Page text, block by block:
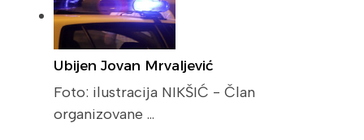
Ubijen Jovan Mrvaljević
Foto: ilustracija NIKŠIĆ - Član
organizovane …